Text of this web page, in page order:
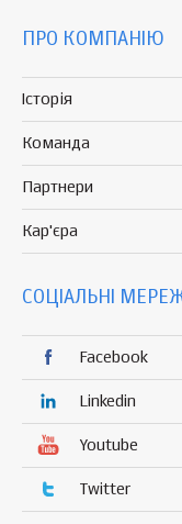
ПРО КОМПАНІЮ
Історія
Команда
Партнери
Кар'єра
СОЦІАЛЬНІ
Facebook
Linkedin
Youtube
Twitter